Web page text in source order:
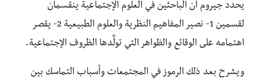
يحدِّد جيروم أن الباحثين في العلوم الإجتماعية ينقسمان
لقسمين 1- نصير المفاهيم النظرية والعلوم الطبيعية 2- يقصر
اهتمامه على الوقائع والظواهر التي تولّٓدها الظروف الإجتماعية.
ويشرح بعد ذلك الرموز في المجتمعات وأسباب التماسك بين